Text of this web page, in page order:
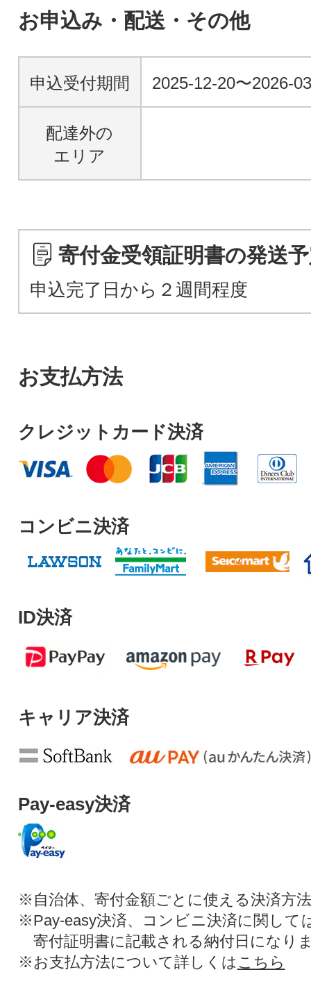
お申込み・配送・その他
申込受付期間 2025-12-20〜2026-
配達外の
エリア
寄付金受領証明書の発送
申込完了日から２週間程度
お支払方法
クレジットカード決済
コンビニ決済
ID決済
キャリア決済
Pay-easy決済
※自治体、寄付金額ごとに使える決済方
※Pay-easy決済、コンビニ決済に関して
寄付証明書に記載される納付日になり
※お支払方法について詳しくは こちら